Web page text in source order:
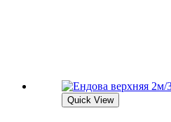
Quick View